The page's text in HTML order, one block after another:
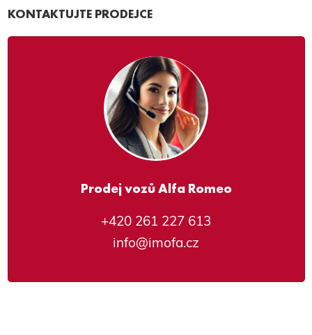
KONTAKTUJTE PRODEJCE
Prodej vozů Alfa Romeo
+420 261 227 613
info@imofa.cz